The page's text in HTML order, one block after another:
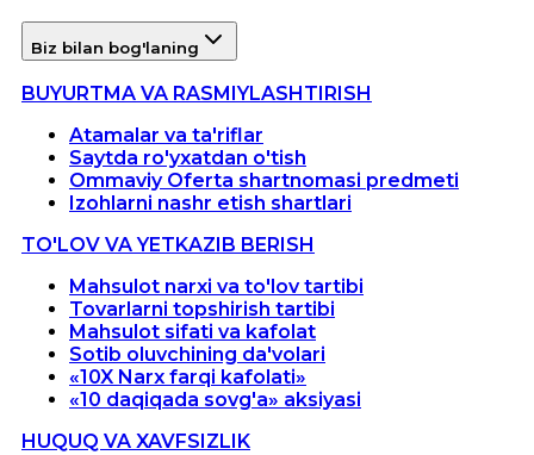
Biz bilan bog'laning
BUYURTMA VA RASMIYLASHTIRISH
Atamalar va ta'riflar
Saytda ro'yxatdan o'tish
Ommaviy Oferta shartnomasi predmeti
Izohlarni nashr etish shartlari
TO'LOV VA YETKAZIB BERISH
Mahsulot narxi va to'lov tartibi
Tovarlarni topshirish tartibi
Mahsulot sifati va kafolat
Sotib oluvchining da'volari
«10X Narx farqi kafolati»
«10 daqiqada sovg'a» aksiyasi
HUQUQ VA XAVFSIZLIK